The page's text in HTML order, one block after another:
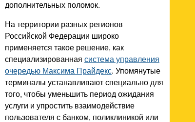
дополнительных поломок.
На территории разных регионов
Российской Федерации широко
применяется такое решение, как
специализированная система управления
очередью Максима Прайдекс. Упомянутые
терминалы устанавливают специально для
того, чтобы уменьшить период ожидания
услуги и упростить взаимодействие
пользователя с банком, поликлиникой или